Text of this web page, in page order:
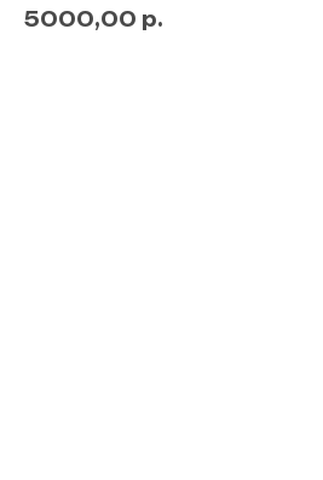
5000,00 р.